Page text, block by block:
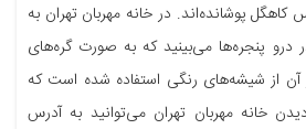
کاهگل پوشانده‌اند. در خانه مهربان تهران به
درو پنجره‌ها می‌بینید که به صورت گره‌های
از شیشه‌های رنگی استفاده شده است که
خانه مهربان تهران می‌توانید به آدرس